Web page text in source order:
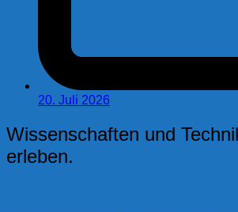
20. Juli 2026
Wissenschaften und
erleben.